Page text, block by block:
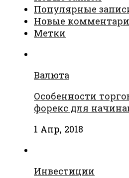
Популярные
Новые
Метки
Валюта
Особенности
форекс для
1 Апр, 2018
Инвестиции